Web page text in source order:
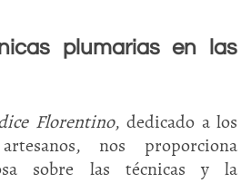
plumarias en las
Florentino, dedicado a los
nos proporciona
sobre las técnicas y la